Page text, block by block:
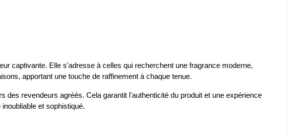
captivante. Elle s'adresse à celles qui recherchent une fragrance moderne,
apportant une touche de raffinement à chaque tenue.
revendeurs agréés. Cela garantit l'authenticité du produit et une expérience
et sophistiqué.